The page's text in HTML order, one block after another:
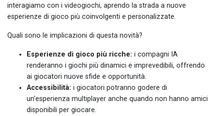
interagiamo con i videogiochi, aprendo la strada a nuove
esperienze di gioco più coinvolgenti e personalizzate.
Quali sono le implicazioni di questa novità?
Esperienze di gioco più ricche: i compagni IA
renderanno i giochi più dinamici e imprevedibili, offrendo
ai giocatori nuove sfide e opportunità.
Accessibilità: i giocatori potranno godere di
un’esperienza multiplayer anche quando non hanno amici
disponibili per giocare.